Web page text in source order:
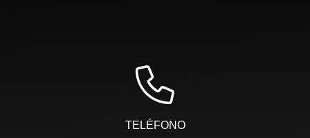
TELÉFONO